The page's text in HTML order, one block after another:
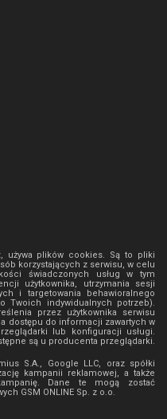
używa plików cookies. Są to pliki
korzystających z serwisu, w celu
świadczonych usług w tym
użytkownika, utrzymania sesji
i targetowania behawioralnego
Twoich indywidualnych potrzeb).
przez użytkownika serwisu
dostępu do informacji zawartych w
lub konfiguracji usługi.
są u producenta przeglądarki.
S.A., Google LLC, oraz spółki
kampanii reklamowej, a także
Dane te mogą zostać
GSM ONLINE Sp. z o.o.